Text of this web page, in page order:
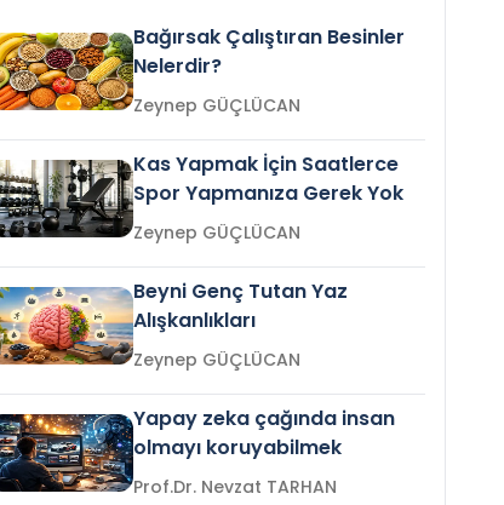
Bağırsak Çalıştıran Besinler
Nelerdir?
Zeynep GÜÇLÜCAN
Kas Yapmak İçin Saatlerce
Spor Yapmanıza Gerek Yok
Zeynep GÜÇLÜCAN
Beyni Genç Tutan Yaz
Alışkanlıkları
Zeynep GÜÇLÜCAN
Yapay zeka çağında insan
olmayı koruyabilmek
Prof.Dr. Nevzat TARHAN